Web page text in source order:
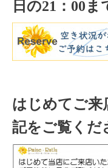
日の21 ： 00ま
はじめてご来
記をご覧くだ